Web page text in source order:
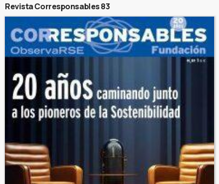
Revista Corresponsables 83